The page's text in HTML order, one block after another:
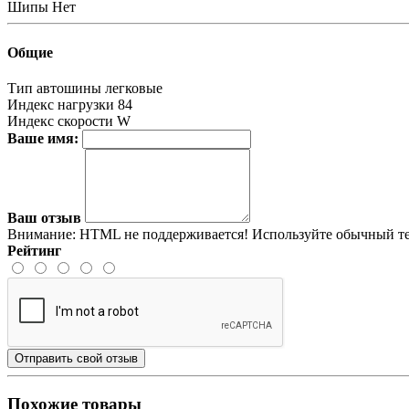
Шипы Нет
Общие
Тип автошины легковые
Индекс нагрузки 84
Индекс скорости W
Ваше имя:
Ваш отзыв
Внимание: HTML не поддерживается! Используйте обычный
Рейтинг
Отправить свой отзыв
Похожие товары